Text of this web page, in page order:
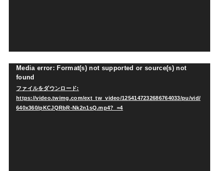
動
プ
Media error: Format(s) not supported or source(s) not
found
ファイルをダウンロード:
https://video.twimg.com/ext_tw_video/1254147232686764033/pu/vid/
640x360/pKCJQRbR-Nk2n1sQ.mp4?_=4